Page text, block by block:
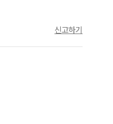
신고하기